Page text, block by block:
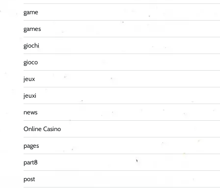
game
games
giochi
gioco
jeux
jeuxi
news
Online Casino
pages
part8
post